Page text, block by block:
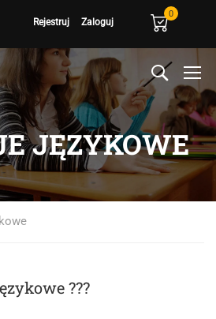
Rejestruj Zaloguj
0
JĘZYKOWE
???